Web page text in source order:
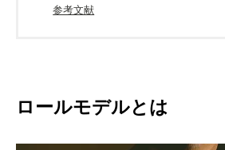
参考文献
ロールモデルとは